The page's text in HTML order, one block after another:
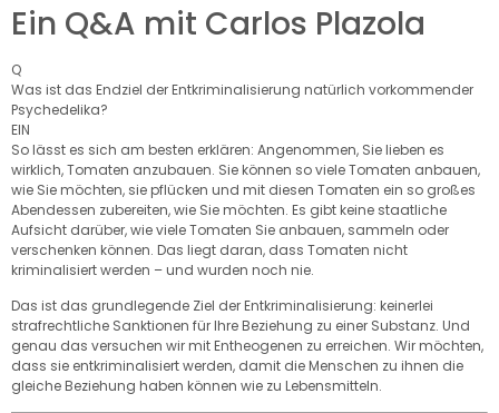
Ein Q&A mit Carlos Plazola
Q
Was ist das Endziel der Entkriminalisierung natürlich vorkommender
Psychedelika?
EIN
So lässt es sich am besten erklären: Angenommen, Sie lieben es
wirklich, Tomaten anzubauen. Sie können so viele Tomaten anbauen,
wie Sie möchten, sie pflücken und mit diesen Tomaten ein so großes
Abendessen zubereiten, wie Sie möchten. Es gibt keine staatliche
Aufsicht darüber, wie viele Tomaten Sie anbauen, sammeln oder
verschenken können. Das liegt daran, dass Tomaten nicht
kriminalisiert werden – und wurden noch nie.
Das ist das grundlegende Ziel der Entkriminalisierung: keinerlei
strafrechtliche Sanktionen für Ihre Beziehung zu einer Substanz. Und
genau das versuchen wir mit Entheogenen zu erreichen. Wir möchten,
dass sie entkriminalisiert werden, damit die Menschen zu ihnen die
gleiche Beziehung haben können wie zu Lebensmitteln.